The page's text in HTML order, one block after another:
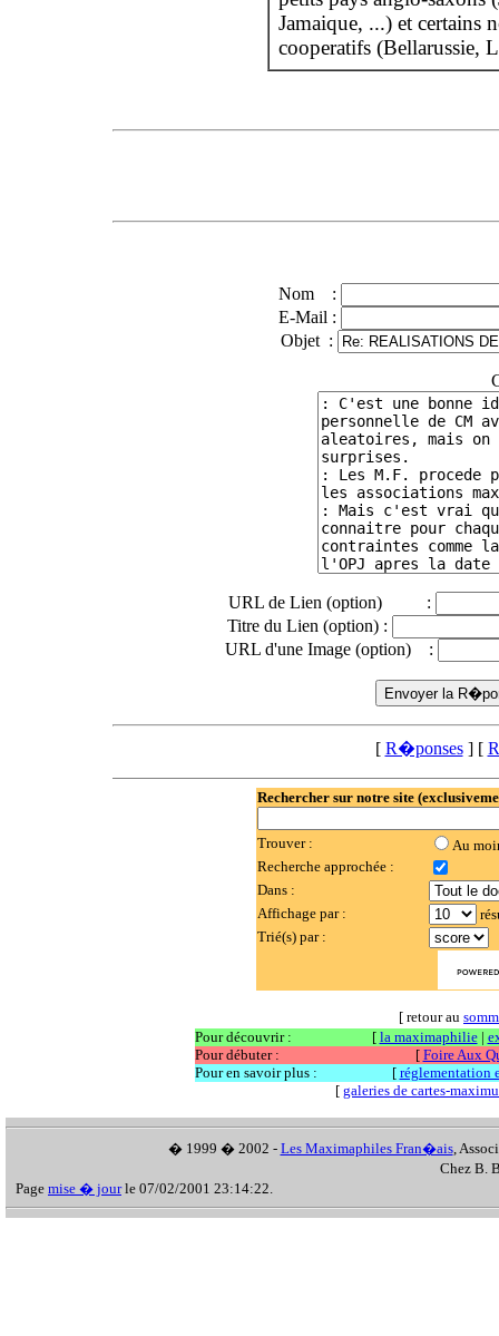
Jamaique, ...) et certains
cooperatifs (Bellarussie,
Nom :
E-Mail :
Objet :
URL de Lien (option) :
Titre du Lien (option) :
URL d'une Image (option) :
[ R�ponses] [
Rechercher sur notre site
Trouver :
Au
Recherche approchée :
Dans :
Affichage par :
Trié(s) par :
[ retour au
Pour découvrir :
[ la maximaphilie|
Pour débuter :
[ Foire Aux
Pour en savoir plus :
[ réglementation
[ galeries de cartes-
� 1999 � 2002 - Les Maximaphiles Fran�ais,
Chez B.
Page mise � jourle 07/02/2001 23:14:22.